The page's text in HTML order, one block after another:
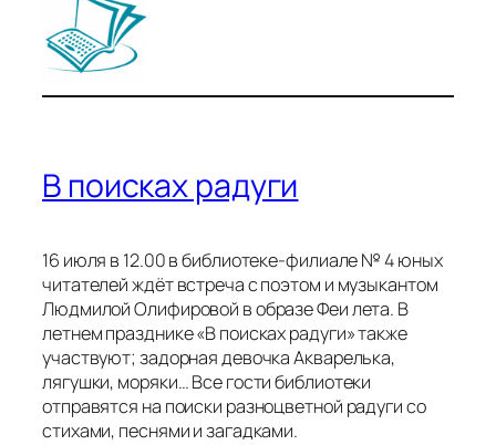
В поисках радуги
16 июля в 12.00 в библиотеке-филиале № 4 юных
читателей ждёт встреча с поэтом и музыкантом
Людмилой Олифировой в образе Феи лета. В
летнем празднике «В поисках радуги» также
участвуют; задорная девочка Акварелька,
лягушки, моряки… Все гости библиотеки
отправятся на поиски разноцветной радуги со
стихами, песнями и загадками.